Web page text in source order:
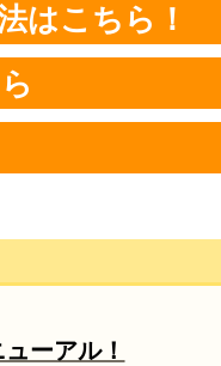
はこちら！
ーアル！